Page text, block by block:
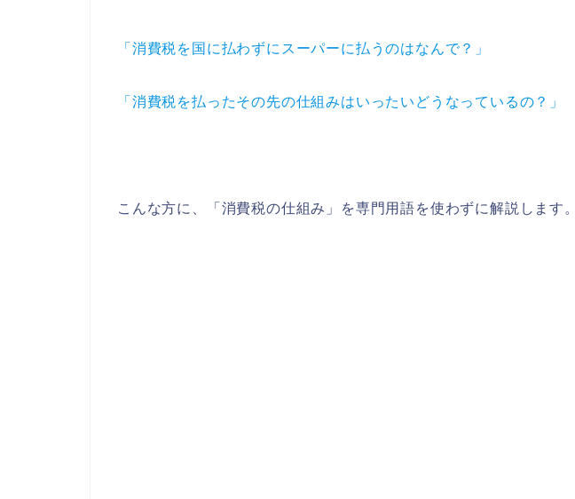
「消費税を国に払わずにスーパーに払うのはなんで？」
「消費税を払ったその先の仕組みはいったいどうなっているの？」
こんな方に、「消費税の仕組み」を専門用語を使わずに解説します。